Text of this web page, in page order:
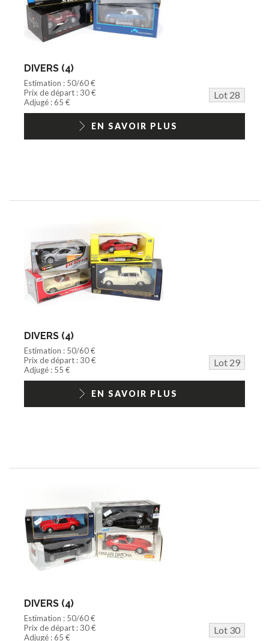
DIVERS (4)
Estimation : 50/60 €
Prix de départ : 30 €
Lot 28
Adjugé : 65 €
EN SAVOIR PLUS
DIVERS (4)
Estimation : 50/60 €
Prix de départ : 30 €
Lot 29
Adjugé : 55 €
EN SAVOIR PLUS
DIVERS (4)
Estimation : 50/60 €
Prix de départ : 30 €
Lot 30
Adjugé : 65 €